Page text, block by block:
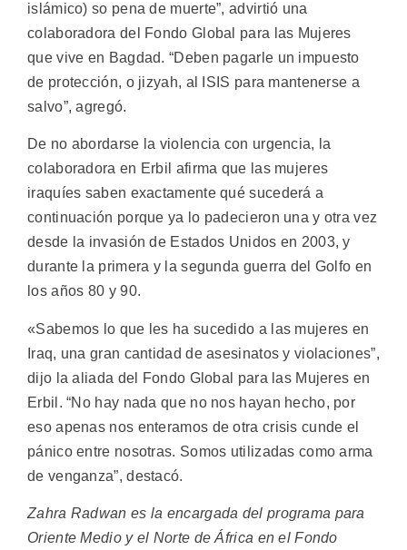
islámico) so pena de muerte”, advirtió una
colaboradora del Fondo Global para las Mujeres
que vive en Bagdad. “Deben pagarle un impuesto
de protección, o jizyah, al ISIS para mantenerse a
salvo”, agregó.
De no abordarse la violencia con urgencia, la
colaboradora en Erbil afirma que las mujeres
iraquíes saben exactamente qué sucederá a
continuación porque ya lo padecieron una y otra vez
desde la invasión de Estados Unidos en 2003, y
durante la primera y la segunda guerra del Golfo en
los años 80 y 90.
«Sabemos lo que les ha sucedido a las mujeres en
Iraq, una gran cantidad de asesinatos y violaciones”,
dijo la aliada del Fondo Global para las Mujeres en
Erbil. “No hay nada que no nos hayan hecho, por
eso apenas nos enteramos de otra crisis cunde el
pánico entre nosotras. Somos utilizadas como arma
de venganza”, destacó.
Zahra Radwan es la encargada del programa para
Oriente Medio y el Norte de África en el Fondo